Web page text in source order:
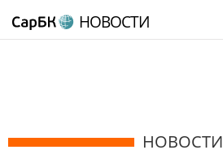
НОВОСТИ
НОВОСТИ